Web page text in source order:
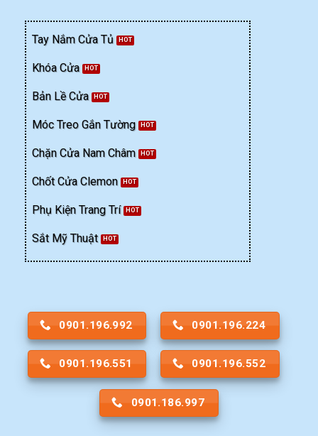
Tay Nắm Cửa Tủ
Khóa Cửa
Bản Lề Cửa
Móc Treo Gắn Tường
Chặn Cửa Nam Châm
Chốt Cửa Clemon
Phụ Kiện Trang Trí
Sắt Mỹ Thuật
0901.196.992 0901.196.224
0901.196.551 0901.196.552
0901.186.997